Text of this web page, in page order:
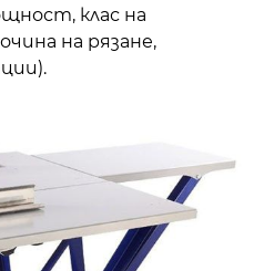
клас на
на рязане,